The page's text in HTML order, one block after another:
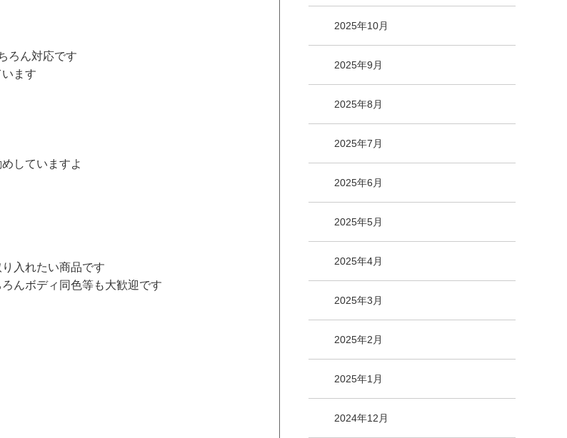
ろん対応です
ます
していますよ
入れたい商品です
んボディ同色等も大歓迎です
2025年10月
2025年9月
2025年8月
2025年7月
2025年6月
2025年5月
2025年4月
2025年3月
2025年2月
2025年1月
2024年12月